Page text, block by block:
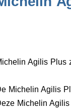
Agilis Plus
Michelin Agilis
Michelin